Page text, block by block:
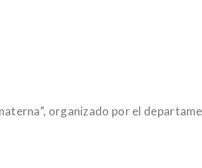
organizado por el